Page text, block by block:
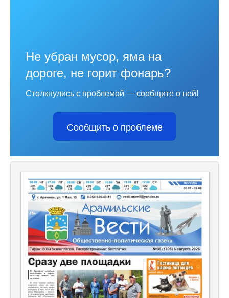
Не убран мусор, яма на
дороге, не горит фонарь?
Столкнулись с проблемой — сообщите о ней!
Сообщить о проблеме